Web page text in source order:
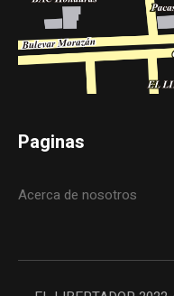
Paginas
Acerca de nosotros